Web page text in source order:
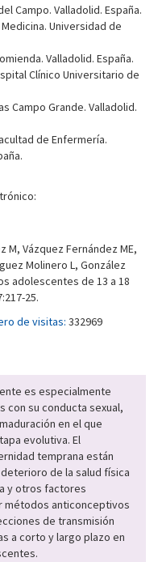
Campo. Valladolid. España.
Universidad de
Valladolid. España.
Clínico Universitario de
Campo Grande. Valladolid.
de Enfermería.
M, Vázquez Fernández ME,
Molinero L, González
adolescentes de 13 a 18
25.
de visitas: 332969
es especialmente
con su conducta sexual,
en el que
evolutiva. El
temprana están
de la salud física
y otros factores
métodos anticonceptivos
de transmisión
a corto y largo plazo en